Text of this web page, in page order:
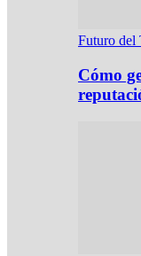
Futuro del
Cómo